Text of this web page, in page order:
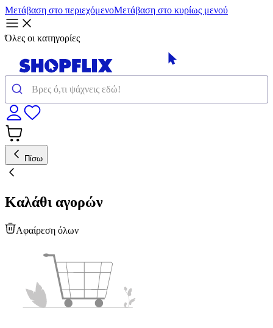
Μετάβαση στο περιεχόμενοΜετάβαση στο κυρίως μενού
Όλες οι κατηγορίες
Πίσω
Καλάθι αγορών
Αφαίρεση όλων